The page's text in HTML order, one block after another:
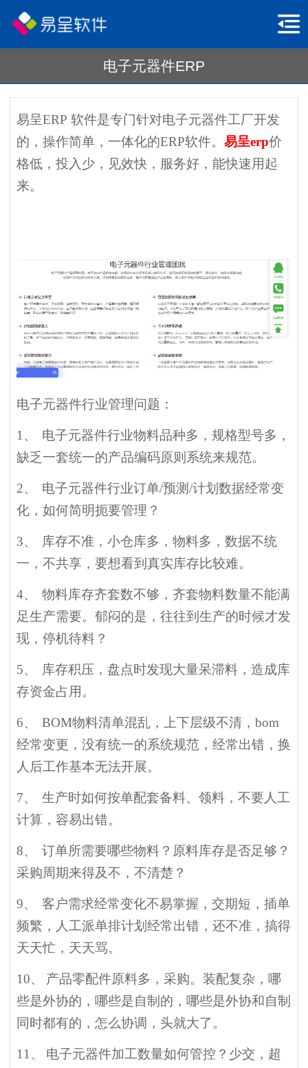
电子元器件ERP
易呈ERP 软件是专门针对电子元器件工厂开发
的，操作简单，一体化的ERP软件。 易呈erp价
格低，投入少，见效快，服务好，能快速用起
来。
电子元器件行业管理问题：
1、
电子元器件行业物料品种多，规格型号多，
缺乏一套统一的产品编码原则系统来规范。
2、
电子元器件行业订单/预测/计划数据经常变
化，如何简明扼要管理？
3、
库存不准，小仓库多，物料多，数据不统
一，不共享，要想看到真实库存比较难。
4、
物料库存齐套数不够，齐套物料数量不能满
足生产需要。郁闷的是，往往到生产的时候才发
现，停机待料？
5、
库存积压，盘点时发现大量呆滞料，造成库
存资金占用。
6、 BOM物料清单混乱，上下层级不清，bom
经常变更，没有统一的系统规范，经常出错，换
人后工作基本无法开展。
7、
生产时如何按单配套备料、领料，不要人工
计算，容易出错。
8、
订单所需要哪些物料？原料库存是否足够？
采购周期来得及不，不清楚？
9、
客户需求经常变化不易掌握，交期短，插单
频繁，人工派单排计划经常出错，还不准，搞得
天天忙，天天骂。
10、
产品零配件原料多，采购。装配复杂，哪
些是外协的，哪些是自制的，哪些是外协和自制
同时都有的，怎么协调，头就大了。
11、
电子元器件加工数量如何管控？少交，超